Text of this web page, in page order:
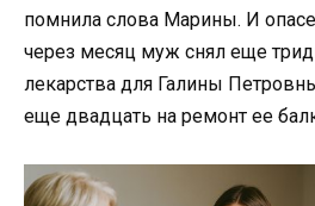
помнила слова Марины. И
через месяц муж снял еще
лекарства для Галины
еще двадцать на ремонт ее